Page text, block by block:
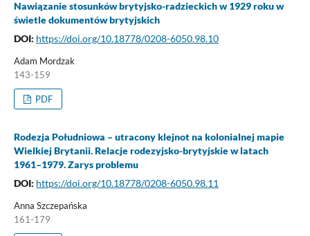
Nawiązanie stosunków brytyjsko-radzieckich w 1929 roku w
świetle dokumentów brytyjskich
DOI: https://doi.org/10.18778/0208-6050.98.10
Adam Mordzak
143-159
PDF
Rodezja Południowa – utracony klejnot na kolonialnej mapie
Wielkiej Brytanii. Relacje rodezyjsko-brytyjskie w latach
1961–1979. Zarys problemu
DOI: https://doi.org/10.18778/0208-6050.98.11
Anna Szczepańska
161-179